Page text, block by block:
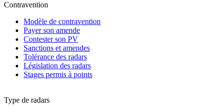
Contravention
Modèle de contravention
Payer son amende
Contester son PV
Sanctions et amendes
Tolérance des radars
Législation des radars
Stages permis à points
Type de radars